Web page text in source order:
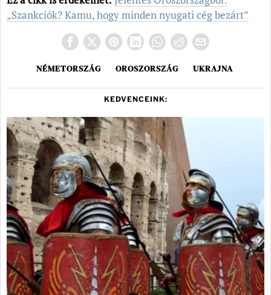
„Szankciók? Kamu, hogy minden nyugati cég bezárt”
NÉMETORSZÁG OROSZORSZÁG UKRAJNA
KEDVENCEINK: